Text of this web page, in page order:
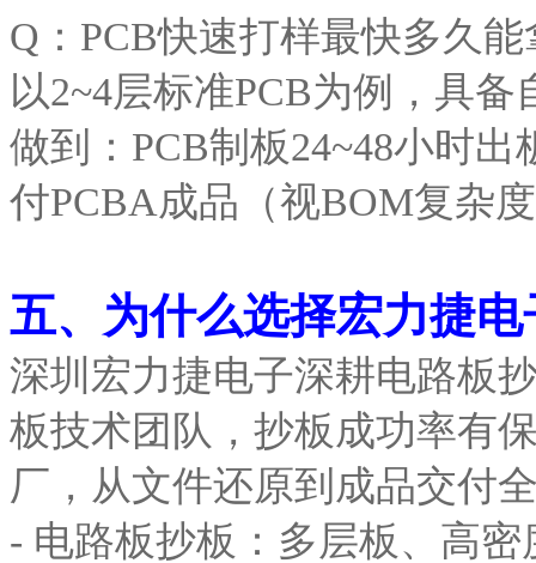
Q：PCB快速打样最快多久
以2~4层标准PCB为例，具
做到：PCB制板24~48小时
付PCBA成品（视BOM复杂
五、为什么选择宏力捷电
深圳宏力捷电子深耕电路板
板技术团队，抄板成功率有
厂，从文件还原到成品交付
- 电路板抄板：多层板、高